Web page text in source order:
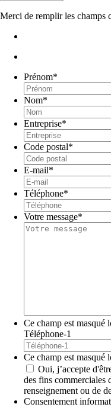
Merci de remplir les champs
Prénom*
Nom*
Entreprise*
Code postal*
E-mail*
Téléphone*
Votre message*
Ce champ est masqué
Téléphone-1
Ce champ est masqué
Oui, j’accepte
des fins commerciales
renseignement ou de
Consentement